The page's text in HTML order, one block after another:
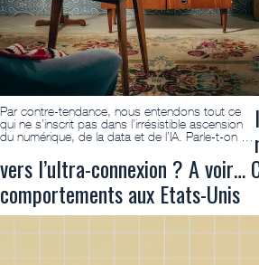
Par contre-tendance, nous entendons tout ce
qui ne s’inscrit pas dans l’irrésistible ascension
du numérique, de la data et de l’IA. Parle-t-on …
vers l’ultra-connexion ? A voir…
comportements aux Etats-Unis